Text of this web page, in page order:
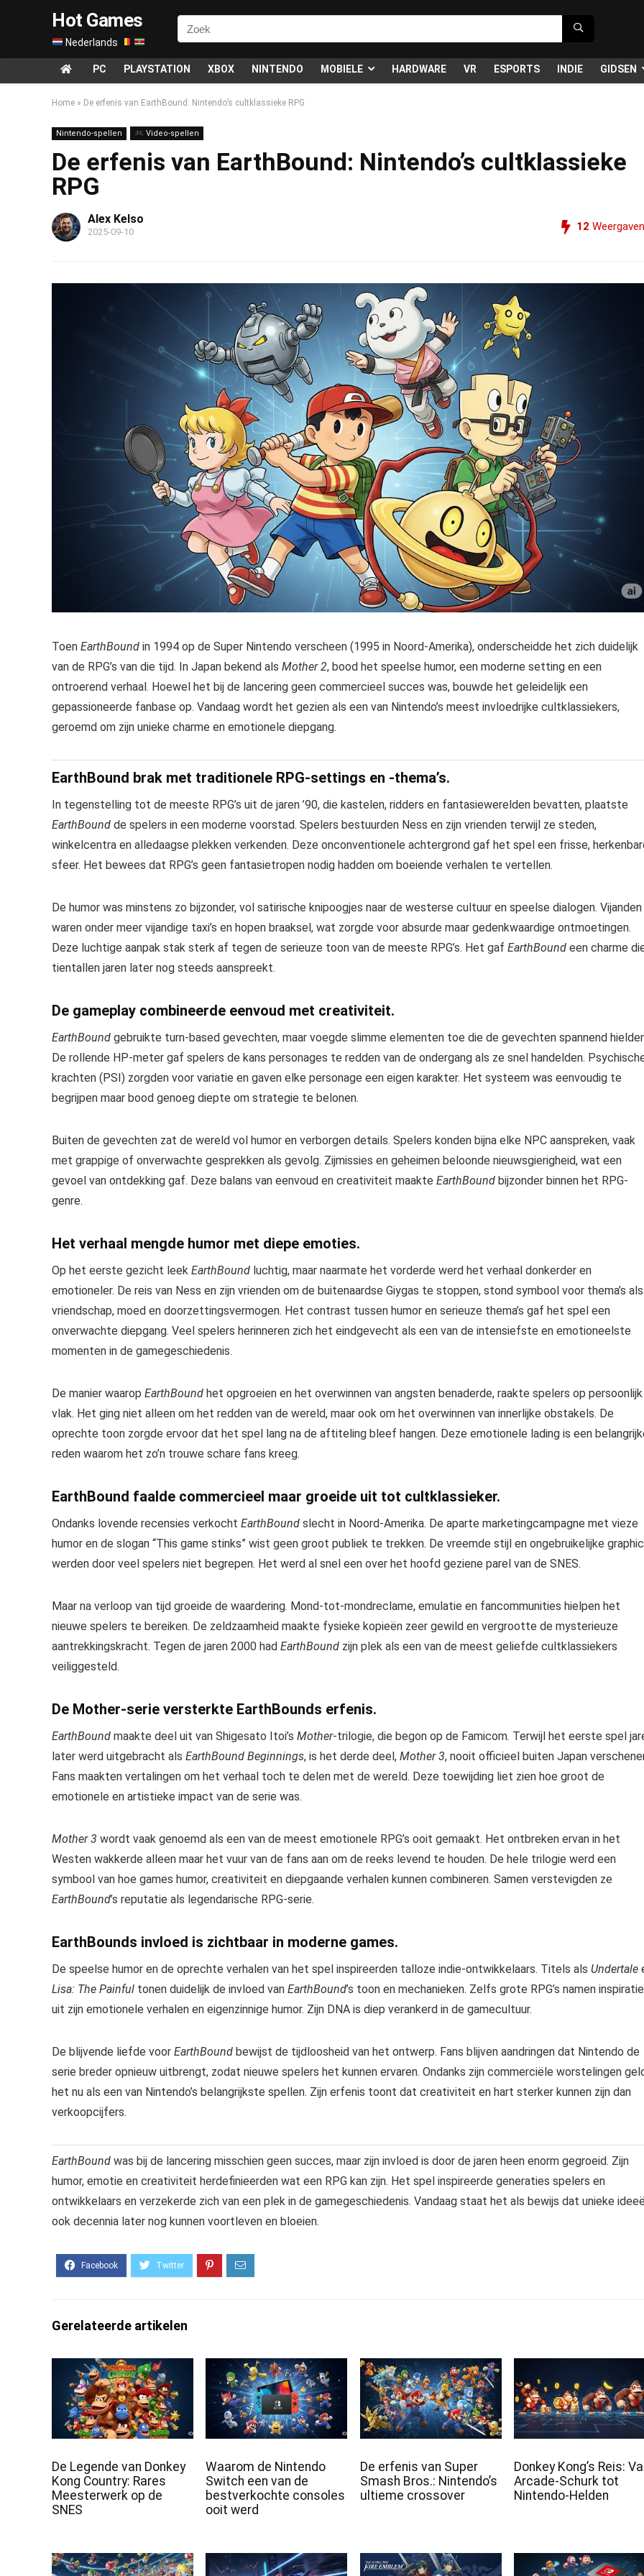
Hot Games
Nederlands
PC PLAYSTATION XBOX NINTENDO MOBIELE HARDWARE VR ESPORTS INDIE GIDSEN
Home » De erfenis van EarthBound: Nintendo’s cultklassieke RPG
Nintendo-spellen Video-spellen
De erfenis van EarthBound: Nintendo’s cultklassieke
RPG
Alex Kelso
2025-09-10 12 Weergaven
Toen EarthBound in 1994 op de Super Nintendo verscheen (1995 in Noord-Amerika), onderscheidde het zich duidelijk
van de RPG’s van die tijd. In Japan bekend als Mother 2, bood het speelse humor, een moderne setting en een
ontroerend verhaal. Hoewel het bij de lancering geen commercieel succes was, bouwde het geleidelijk een
gepassioneerde fanbase op. Vandaag wordt het gezien als een van Nintendo’s meest invloedrijke cultklassiekers,
geroemd om zijn unieke charme en emotionele diepgang.
EarthBound brak met traditionele RPG-settings en -thema’s.
In tegenstelling tot de meeste RPG’s uit de jaren ’90, die kastelen, ridders en fantasiewerelden bevatten, plaatste
EarthBound de spelers in een moderne voorstad. Spelers bestuurden Ness en zijn vrienden terwijl ze steden,
winkelcentra en alledaagse plekken verkenden. Deze onconventionele achtergrond gaf het spel een frisse,
sfeer. Het bewees dat RPG’s geen fantasietropen nodig hadden om boeiende verhalen te vertellen.
De humor was minstens zo bijzonder, vol satirische knipoogjes naar de westerse cultuur en speelse dialogen. Vijanden
waren onder meer vijandige taxi’s en hopen braaksel, wat zorgde voor absurde maar gedenkwaardige ontmoetingen.
Deze luchtige aanpak stak sterk af tegen de serieuze toon van de meeste RPG’s. Het gaf EarthBound een charme
tientallen jaren later nog steeds aanspreekt.
De gameplay combineerde eenvoud met creativiteit.
EarthBound gebruikte turn-based gevechten, maar voegde slimme elementen toe die de gevechten spannend
De rollende HP-meter gaf spelers de kans personages te redden van de ondergang als ze snel handelden.
krachten (PSI) zorgden voor variatie en gaven elke personage een eigen karakter. Het systeem was eenvoudig te
begrijpen maar bood genoeg diepte om strategie te belonen.
Buiten de gevechten zat de wereld vol humor en verborgen details. Spelers konden bijna elke NPC aanspreken, vaak
met grappige of onverwachte gesprekken als gevolg. Zijmissies en geheimen beloonde nieuwsgierigheid, wat een
gevoel van ontdekking gaf. Deze balans van eenvoud en creativiteit maakte EarthBound bijzonder binnen het RPG-
genre.
Het verhaal mengde humor met diepe emoties.
Op het eerste gezicht leek EarthBound luchtig, maar naarmate het vorderde werd het verhaal donkerder en
emotioneler. De reis van Ness en zijn vrienden om de buitenaardse Giygas te stoppen, stond symbool voor thema’s als
vriendschap, moed en doorzettingsvermogen. Het contrast tussen humor en serieuze thema’s gaf het spel een
onverwachte diepgang. Veel spelers herinneren zich het eindgevecht als een van de intensiefste en emotioneelste
momenten in de gamegeschiedenis.
De manier waarop EarthBound het opgroeien en het overwinnen van angsten benaderde, raakte spelers op persoonlijk
vlak. Het ging niet alleen om het redden van de wereld, maar ook om het overwinnen van innerlijke obstakels. De
oprechte toon zorgde ervoor dat het spel lang na de aftiteling bleef hangen. Deze emotionele lading is een
reden waarom het zo’n trouwe schare fans kreeg.
EarthBound faalde commercieel maar groeide uit tot cultklassieker.
Ondanks lovende recensies verkocht EarthBound slecht in Noord-Amerika. De aparte marketingcampagne met vieze
humor en de slogan “This game stinks” wist geen groot publiek te trekken. De vreemde stijl en ongebruikelijke
werden door veel spelers niet begrepen. Het werd al snel een over het hoofd geziene parel van de SNES.
Maar na verloop van tijd groeide de waardering. Mond-tot-mondreclame, emulatie en fancommunities hielpen het
nieuwe spelers te bereiken. De zeldzaamheid maakte fysieke kopieën zeer gewild en vergrootte de mysterieuze
aantrekkingskracht. Tegen de jaren 2000 had EarthBound zijn plek als een van de meest geliefde cultklassiekers
veiliggesteld.
De Mother-serie versterkte EarthBounds erfenis.
EarthBound maakte deel uit van Shigesato Itoi’s Mother-trilogie, die begon op de Famicom. Terwijl het eerste spel
later werd uitgebracht als EarthBound Beginnings, is het derde deel, Mother 3, nooit officieel buiten Japan
Fans maakten vertalingen om het verhaal toch te delen met de wereld. Deze toewijding liet zien hoe groot de
emotionele en artistieke impact van de serie was.
Mother 3 wordt vaak genoemd als een van de meest emotionele RPG’s ooit gemaakt. Het ontbreken ervan in het
Westen wakkerde alleen maar het vuur van de fans aan om de reeks levend te houden. De hele trilogie werd een
symbool van hoe games humor, creativiteit en diepgaande verhalen kunnen combineren. Samen verstevigden ze
EarthBound’s reputatie als legendarische RPG-serie.
EarthBounds invloed is zichtbaar in moderne games.
De speelse humor en de oprechte verhalen van het spel inspireerden talloze indie-ontwikkelaars. Titels als Undertale
Lisa: The Painful tonen duidelijk de invloed van EarthBound’s toon en mechanieken. Zelfs grote RPG’s namen inspiratie
uit zijn emotionele verhalen en eigenzinnige humor. Zijn DNA is diep verankerd in de gamecultuur.
De blijvende liefde voor EarthBound bewijst de tijdloosheid van het ontwerp. Fans blijven aandringen dat Nintendo de
serie breder opnieuw uitbrengt, zodat nieuwe spelers het kunnen ervaren. Ondanks zijn commerciële worstelingen
het nu als een van Nintendo’s belangrijkste spellen. Zijn erfenis toont dat creativiteit en hart sterker kunnen zijn dan
verkoopcijfers.
EarthBound was bij de lancering misschien geen succes, maar zijn invloed is door de jaren heen enorm gegroeid. Zijn
humor, emotie en creativiteit herdefinieerden wat een RPG kan zijn. Het spel inspireerde generaties spelers en
ontwikkelaars en verzekerde zich van een plek in de gamegeschiedenis. Vandaag staat het als bewijs dat unieke
ook decennia later nog kunnen voortleven en bloeien.
Gerelateerde artikelen
De Legende van Donkey
Kong Country: Rares
Meesterwerk op de
SNES
Waarom de Nintendo
Switch een van de
bestverkochte consoles
ooit werd
De erfenis van Super
Smash Bros.: Nintendo’s
ultieme crossover
Donkey Kong’s Reis:
Arcade-Schurk tot
Nintendo-Helden